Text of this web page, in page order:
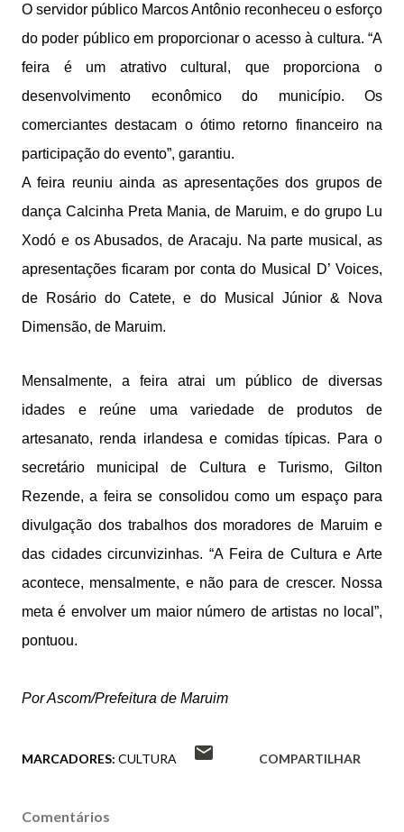
O servidor público Marcos Antônio reconheceu o esforço
do poder público em proporcionar o acesso à cultura. “A
feira é um atrativo cultural, que proporciona o
desenvolvimento econômico do município. Os
comerciantes destacam o ótimo retorno financeiro na
participação do evento”, garantiu.
A feira reuniu ainda as apresentações dos grupos de
dança Calcinha Preta Mania, de Maruim, e do grupo Lu
Xodó e os Abusados, de Aracaju. Na parte musical, as
apresentações ficaram por conta do Musical D’ Voices,
de Rosário do Catete, e do Musical Júnior & Nova
Dimensão, de Maruim.
Mensalmente, a feira atrai um público de diversas
idades e reúne uma variedade de produtos de
artesanato, renda irlandesa e comidas típicas. Para o
secretário municipal de Cultura e Turismo, Gilton
Rezende, a feira se consolidou como um espaço para
divulgação dos trabalhos dos moradores de Maruim e
das cidades circunvizinhas. “A Feira de Cultura e Arte
acontece, mensalmente, e não para de crescer. Nossa
meta é envolver um maior número de artistas no local”,
pontuou.
Por Ascom/Prefeitura de Maruim
MARCADORES: CULTURA COMPARTILHAR
Comentários